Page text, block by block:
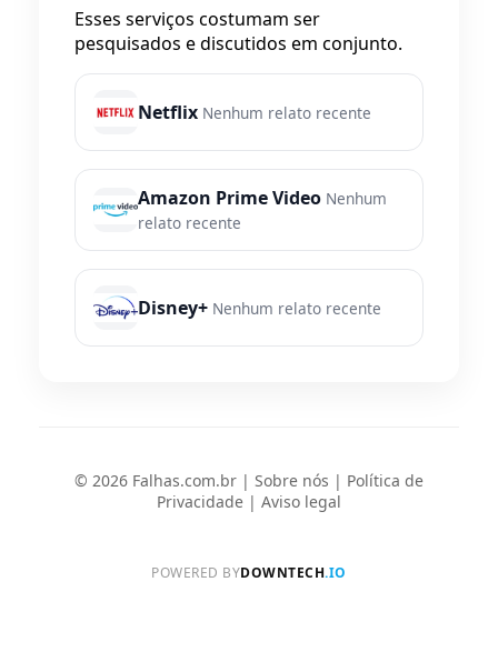
Esses serviços costumam ser
pesquisados e discutidos em conjunto.
Netflix Nenhum relato recente
Amazon Prime Video Nenhum
relato recente
Disney+ Nenhum relato recente
© 2026 Falhas.com.br | Sobre nós | Política de
Privacidade | Aviso legal
POWERED BYDOWNTECH.IO